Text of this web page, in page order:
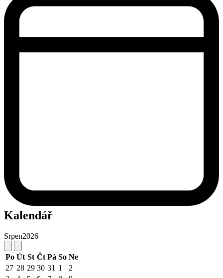
Kalendář
Srpen2026
Po Út St Čt Pá So Ne
27 28 29 30 31 1
2